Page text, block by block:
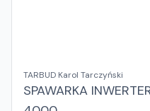
TARBUD Karol Tarczyński
SPAWARKA